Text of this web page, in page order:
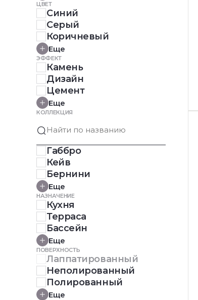
ЦВЕТ
Синий
Серый
Коричневый
Еще
ЭФФЕКТ
Камень
Дизайн
Цемент
Еще
КОЛЛЕКЦИЯ
Габбро
Кейв
Бернини
Еще
НАЗНАЧЕНИЕ
Кухня
Терраса
Бассейн
Еще
ПОВЕРХНОСТЬ
Лаппатированный
Неполированный
Полированный
Еще